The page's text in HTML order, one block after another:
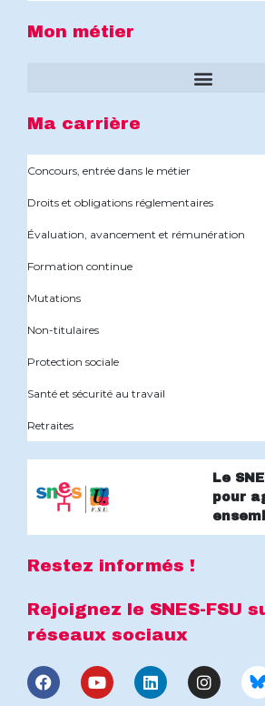
Mon métier
Ma carrière
Concours, entrée dans le métier
Droits et obligations réglementaires
Évaluation, avancement et rémunération
Formation continue
Mutations
Non-titulaires
Protection sociale
Santé et sécurité au travail
Retraites
Le
pour
Restez informés !
Rejoignez le SNES-FSU
réseaux sociaux